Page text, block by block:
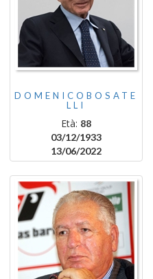
DOMENICOBOSATE
LLI
Età: 88
03/12/1933
13/06/2022